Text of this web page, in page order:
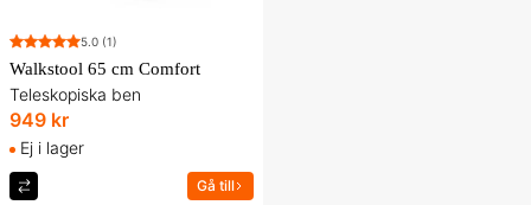
5.0 (1)
Walkstool 65 cm Comfort
Teleskopiska ben
949 kr
Ej i lager
Gå till